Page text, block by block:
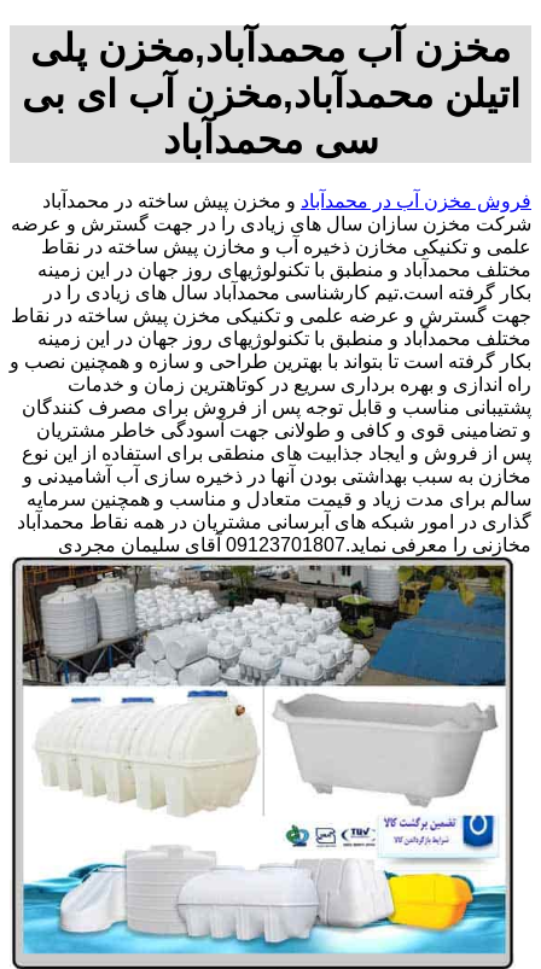
مخزن آب محمدآباد,مخزن پلی
اتیلن محمدآباد,مخزن آب ای بی
سی محمدآباد
فروش مخزن آب در محمدآباد و مخزن پیش ساخته در محمدآباد
شرکت مخزن سازان سال های زیادی را در جهت گسترش و عرضه
علمی و تکنیکی مخازن ذخیره آب و مخازن پیش ساخته در نقاط
مختلف محمدآباد و منطبق با تکنولوژیهای روز جهان در این زمینه
بکار گرفته است.تیم کارشناسی محمدآباد سال های زیادی را در
جهت گسترش و عرضه علمی و تکنیکی مخزن پیش ساخته در نقاط
مختلف محمدآباد و منطبق با تکنولوژیهای روز جهان در این زمینه
بکار گرفته است تا بتواند با بهترین طراحی و سازه و همچنین نصب و
راه اندازی و بهره برداری سریع در کوتاهترین زمان و خدمات
پشتیبانی مناسب و قابل توجه پس از فروش برای مصرف کنندگان
و تضامینی قوی و کافی و طولانی جهت آسودگی خاطر مشتریان
پس از فروش و ایجاد جذابیت های منطقی برای استفاده از این نوع
مخازن به سبب بهداشتی بودن آنها در ذخیره سازی آب آشامیدنی و
سالم برای مدت زیاد و قیمت متعادل و مناسب و همچنین سرمایه
گذاری در امور شبکه های آبرسانی مشتریان در همه نقاط محمدآباد
مخازنی را معرفی نماید.09123701807 آقای سلیمان مجردی